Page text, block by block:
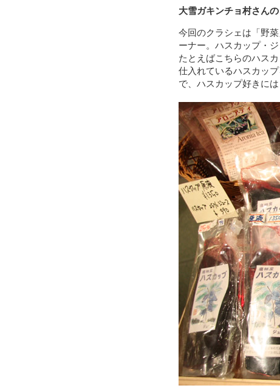
大雪ガキンチョ村さん
今回のクラシェは「野
ーナー。ハスカップ・
たとえばこちらのハス
仕入れているハスカッ
で、ハスカップ好きには